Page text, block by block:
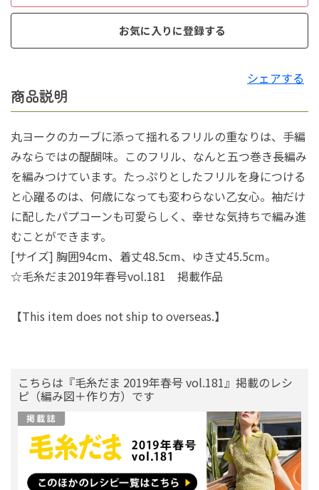
お気に入りに登録する
シェアする
商品説明
丸ヨークのカーブに添って揺れるフリルの重なりは、手編
みならではの醍醐味。このフリル、なんと五つ巻き長編み
を編みつけています。たっぷりとしたフリルを身につける
と心躍るのは、何歳になっても変わらない乙女心。袖だけ
に配したパプコーンも可愛らしく、幸せな気持ちで編み進
むことができます。
[サイズ] 胸囲94cm、着丈48.5cm、ゆき丈45.5cm。
☆毛糸だま2019年春号vol.181 掲載作品
【This item does not ship to overseas.】
こちらは『毛糸だま 2019年春号 vol.181』掲載のレシ
ピ（編み図＋作り方）です